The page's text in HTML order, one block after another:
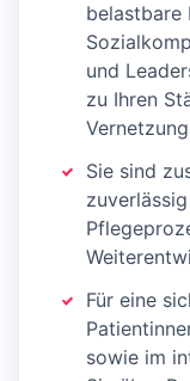
belastbare
und
zu Ihren
Sie sind
Für eine
sowie im